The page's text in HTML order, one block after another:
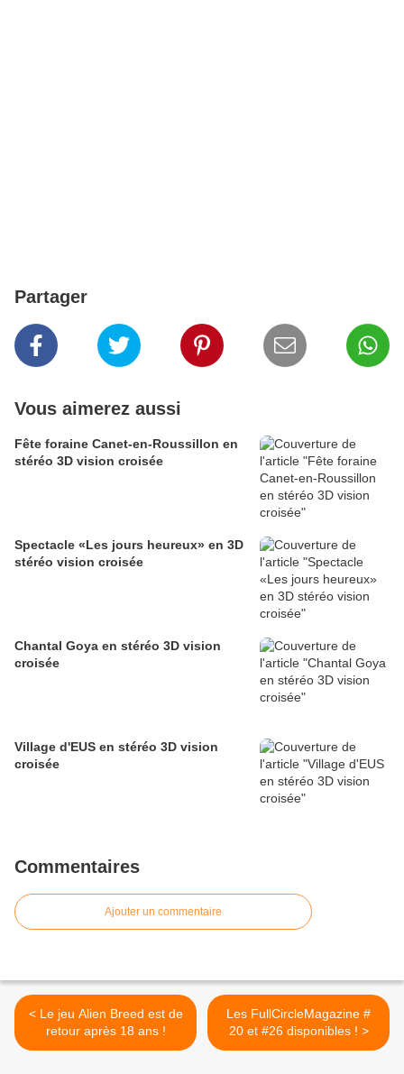
Partager
Vous aimerez aussi
Fête foraine Canet-en-Roussillon en
stéréo 3D vision croisée
Spectacle «Les jours heureux» en 3D
stéréo vision croisée
Chantal Goya en stéréo 3D vision
croisée
Village d'EUS en stéréo 3D vision
croisée
Commentaires
Ajouter un commentaire
< Le jeu Alien Breed est de
retour après 18 ans !
Les FullCircleMagazine #
20 et #26 disponibles ! >